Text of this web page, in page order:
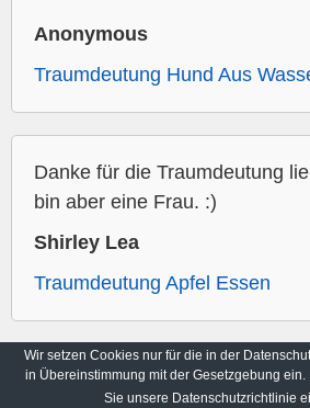
Anonymous
Traumdeutung Hund Aus
Danke für die Traumdeutung
bin aber eine Frau. :)
Shirley Lea
Traumdeutung Apfel Essen
Archiv
© 2017-2026imTraum.net|Alle
Wir setzen Cookies nur für die in der
in Übereinstimmung mit der Gesetzgebung
Sie unsere Datenschutzrichtlinie